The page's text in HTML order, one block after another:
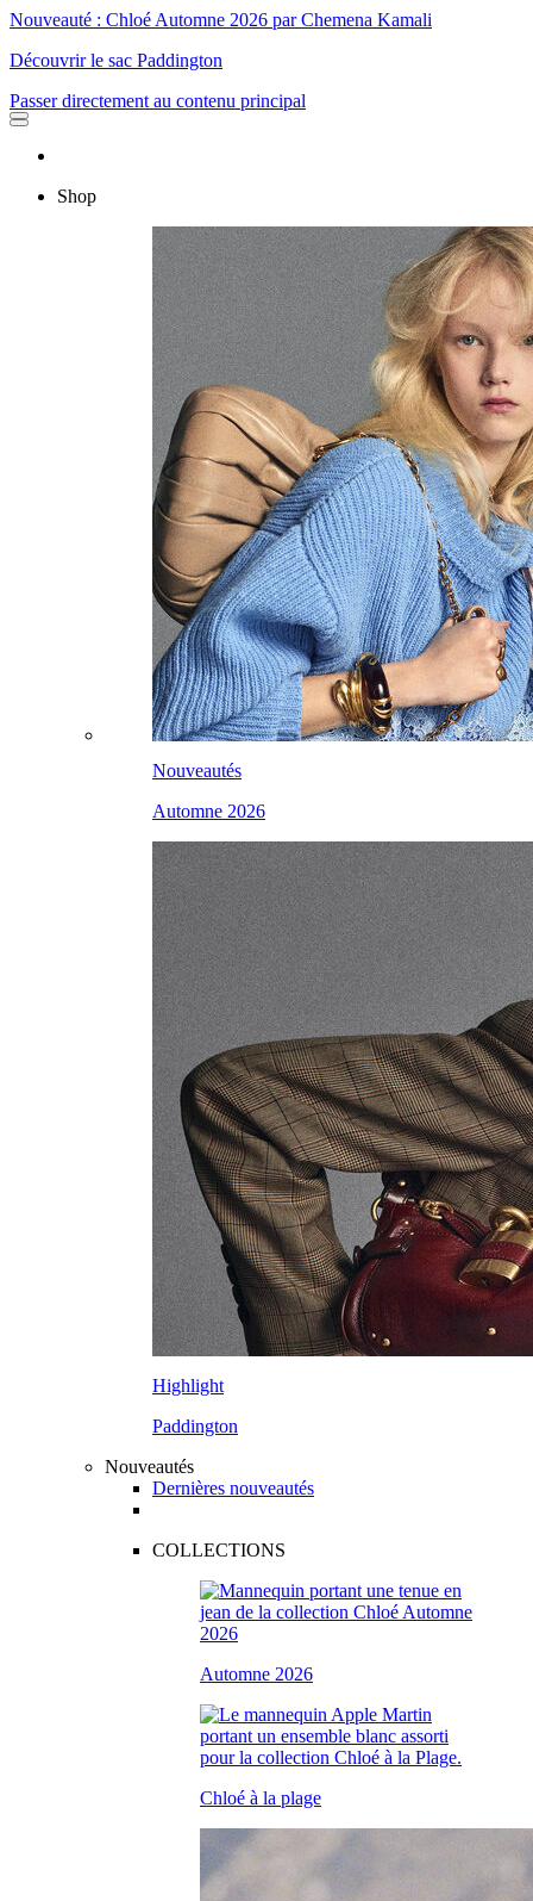
Nouveauté : Chloé Automne 2026 par Chemena Kamali
Découvrir le sac Paddington
Passer directement au contenu principal
Shop
Nouveautés
Automne 2026
Highlight
Paddington
Nouveautés
Dernières nouveautés
COLLECTIONS
Automne 2026
Chloé à la plage